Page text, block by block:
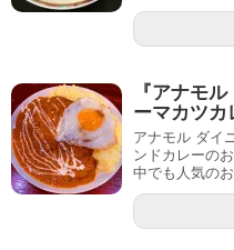
『アナモ
ーマカツカ
アナモル ダイ
ンドカレーの
中でも人気の